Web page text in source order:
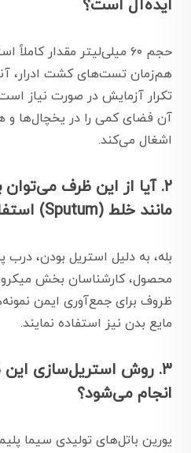
ایده‌آل است؟
حجم ۶۰ میلی‌لیتر مقدار
هم‌زمان تست‌های کشت ادرار،
تکرار آزمایش در صورت نیاز
آن فضای کمی را در یخچال‌ها و
اشغال می‌کند.
۲. آیا از این ظرف
مانند خلط (Sputum) استفاده کرد؟
بله، به دلیل استریل بودن،
محصول، کارشناسان بخش
ظروف برای جمع‌آوری ایمن
مایع بدن نیز استفاده نمایند.
۳. روش استریل‌سازی
انجام می‌شود؟
یورین باتل‌های تولیدی سیما